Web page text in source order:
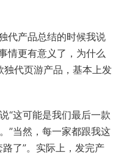
代产品总结的时候我说
情更有意义了，为什么
代页游产品，基本上发
“这可能是我们最后一款
”当然，每一家都跟我这
了”。实际上，发完产